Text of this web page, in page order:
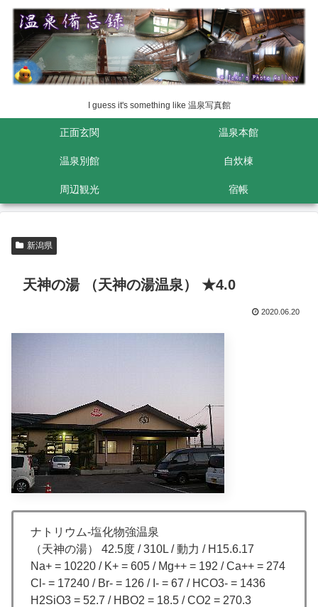
I guess it's something like 温泉写真館
正面玄関 温泉本館
温泉別館 自炊棟
周辺観光 宿帳
新潟県
天神の湯 （天神の湯温泉） ★4.0
2020.06.20
ナトリウム-塩化物強温泉
（天神の湯） 42.5度 / 310L / 動力 / H15.6.17
Na+ = 10220 / K+ = 605 / Mg++ = 192 / Ca++ = 274
Cl- = 17240 / Br- = 126 / I- = 67 / HCO3- = 1436
H2SiO3 = 52.7 / HBO2 = 18.5 / CO2 = 270.3